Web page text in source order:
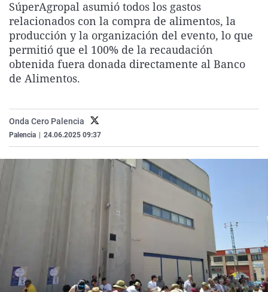
La rosa de los vientos
Gente viajera
Como el perro y el
Caso
Retornados
Equipo de
Extremadura
Galicia
La Rioja
Virales
Televisión
Elecciones
SúperAgropal asumió todos los gastos
relacionados con la compra de alimentos, la
producción y la organización del evento, lo que
permitió que el 100% de la recaudación
obtenida fuera donada directamente al Banco
de Alimentos.
Onda Cero Palencia
Palencia 24.06.2025 09:37